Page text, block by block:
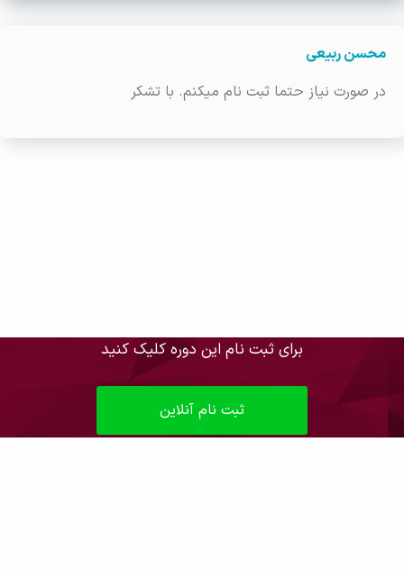
محسن ربیعی
در صورت نیاز حتما ثبت نام میکنم. با تشکر
برای ثبت نام این دوره کلیک کنید
ثبت نام آنلاین